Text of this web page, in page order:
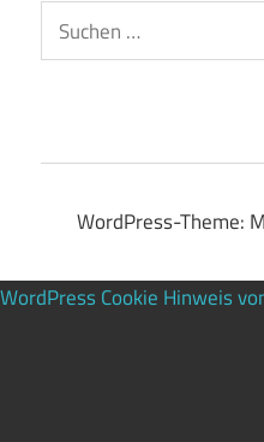
Suchen
nach:
WordPress-Theme:
WordPress Cookie Hinweis